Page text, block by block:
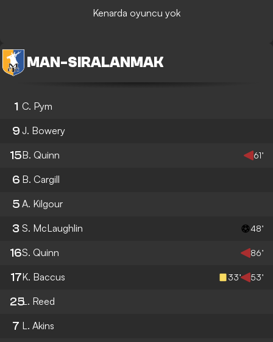
Kenarda oyuncu yok
MAN -SIRALANMAK
1 C. Pym
9 J. Bowery
15B. Quinn 61’
6 B. Cargill
5 A. Kilgour
3 S. McLaughlin 48’
16S. Quinn 86’
17K. Baccus 33’ 53’
25L. Reed
7 L. Akins